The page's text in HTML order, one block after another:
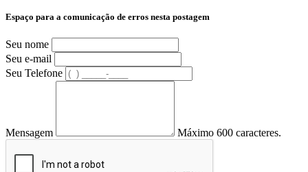
Espaço para a comunicação de erros nesta postagem
Seu nome
Seu e-mail
Seu Telefone
Mensagem Máximo 600 caracteres.